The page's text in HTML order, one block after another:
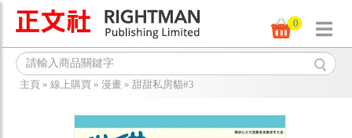
0
主頁 » 線上購買 » 漫畫 » 甜甜私房貓#3